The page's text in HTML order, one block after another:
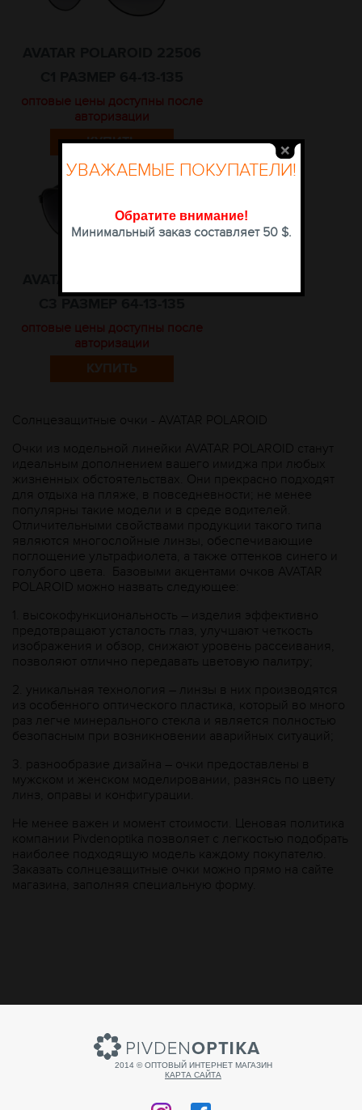
оптовые цены доступны после
авторизации
КУПИТЬ
оптовые цены доступны после
авторизации
КУПИТЬ
Солнцезащитные очки - AVATAR POLAROID
Очки из модельной линейки AVATAR POLAROID станут
идеальным дополнением вашего имиджа при любых
жизненных обстоятельствах. Они прекрасно подходят
для отдыха на пляже, в повседневности; не менее
популярны такие модели и в среде водителей.
Отличительными свойствами продукции такого типа
являются многослойные линзы, обеспечивающие
поглощение ультрафиолета, а также оттенков синего и
голубого цвета. Базовыми акцентами очков AVATAR
POLAROID можно назвать следующее:
высокофункциональность – изделия эффективно
предотвращают усталость глаз, улучшают четкость
изображения и обзор, снижают уровень рассеивания,
позволяют отлично передавать цветовую палитру;
2.
уникальная технология – линзы в них производятся
из особенного оптического пластика, который во много
раз легче минерального стекла и является полностью
безопасным при возникновении аварийных ситуаций;
3.
разнообразие дизайна – очки предоставлены в
мужском и женском моделировании, разнясь по цвету
линз, оправы и конфигурации.
Не менее важен и момент стоимости. Ценовая политика
компании Рivdenoptika позволяет с легкостью подобрать
наиболее подходящую модель каждому покупателю.
Заказать солнцезащитные очки можно прямо на сайте
магазина, заполняя специальную форму.
УВАЖАЕМЫЕ ПОКУПАТЕЛИ!
Обратите внимание!
Минимальный заказ составляет 50 $.
2014 © ОПТОВЫЙ ИНТЕРНЕТ МАГАЗИН
КАРТА САЙТА